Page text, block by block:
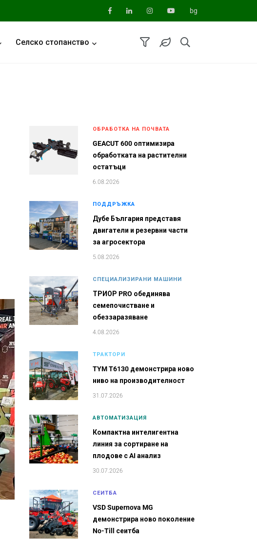
bg
Селско стопанство
ОБРАБОТКА НА ПОЧВАТА
GEACUT 600 оптимизира
обработката на растителни
остатъци
6.08.2026
ПОДДРЪЖКА
Дубе България представя
двигатели и резервни части
за агросектора
5.08.2026
СПЕЦИАЛИЗИРАНИ МАШИНИ
ТРИОР PRO обединява
семепочистване и
обеззаразяване
4.08.2026
ТРАКТОРИ
TYM T6130 демонстрира ново
ниво на производителност
31.07.2026
АВТОМАТИЗАЦИЯ
Компактна интелигентна
линия за сортиране на
плодове с AI анализ
30.07.2026
СЕИТБА
VSD Supernova MG
демонстрира ново поколение
No-Till сеитба